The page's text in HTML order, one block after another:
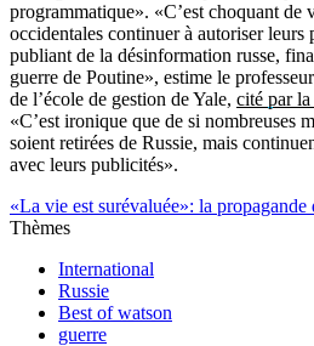
programmatique». «C’est choquant de
occidentales continuer à autoriser leurs
publiant de la désinformation russe,
guerre de Poutine», estime le
de l’école de gestion de Yale, cité par
«C’est ironique que de si nombreuses
soient retirées de Russie, mais
avec leurs publicités».
«La vie est surévaluée»: la
Thèmes
International
Russie
Best of watson
guerre